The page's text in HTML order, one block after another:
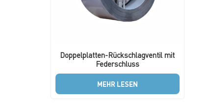
Doppelplatten-Rückschlagventil mit
Federschluss
MEHR LESEN